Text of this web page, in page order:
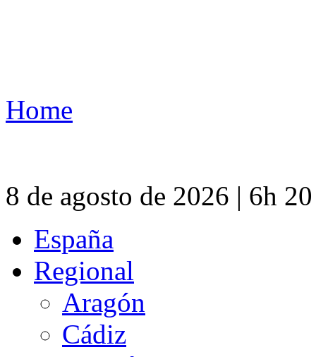
Home
8 de agosto de 2026 | 6h
España
Regional
Aragón
Cádiz